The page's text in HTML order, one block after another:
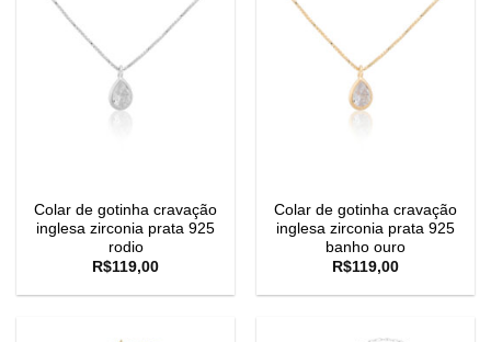
Colar de gotinha cravação
inglesa zirconia prata 925
rodio
R$119,00
Colar de gotinha cravação
inglesa zirconia prata 925
banho ouro
R$119,00